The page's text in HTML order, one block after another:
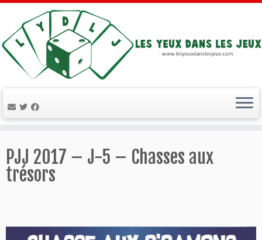
au
contenu
PJJ 2017 – J-5 – Chasses aux
trésors